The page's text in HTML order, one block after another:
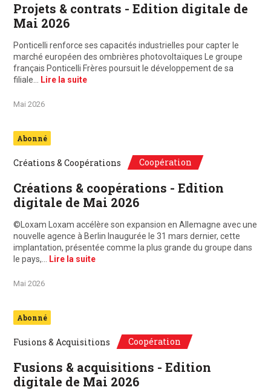
Projets & contrats - Edition digitale de
Mai 2026
Ponticelli renforce ses capacités industrielles pour capter le
marché européen des ombrières photovoltaïques Le groupe
français Ponticelli Frères poursuit le développement de sa
filiale…
Lire la suite
Mai 2026
Abonné
Créations & Coopérations Coopération
Créations & coopérations - Edition
digitale de Mai 2026
©Loxam Loxam accélère son expansion en Allemagne avec une
nouvelle agence à Berlin Inaugurée le 31 mars dernier, cette
implantation, présentée comme la plus grande du groupe dans
le pays,…
Lire la suite
Mai 2026
Abonné
Fusions & Acquisitions Coopération
Fusions & acquisitions - Edition
digitale de Mai 2026